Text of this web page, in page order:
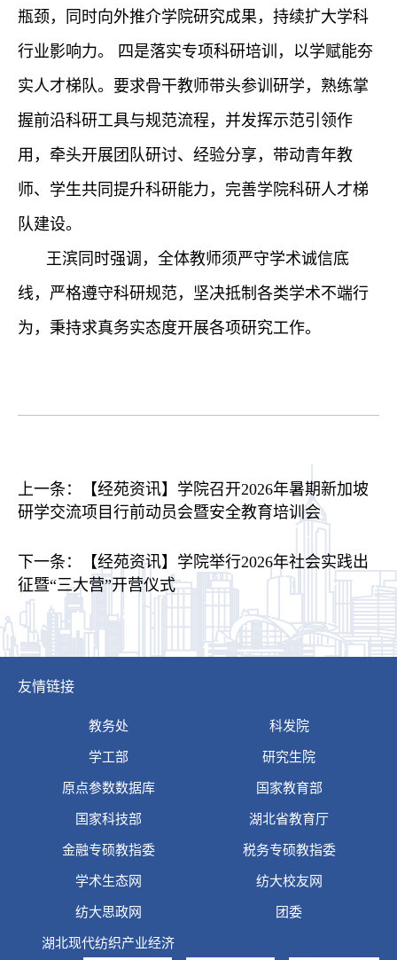
瓶颈，同时向外推介学院研究成果，持续扩大学科
行业影响力。 四是落实专项科研培训，以学赋能夯
实人才梯队。要求骨干教师带头参训研学，熟练掌
握前沿科研工具与规范流程，并发挥示范引领作
用，牵头开展团队研讨、经验分享，带动青年教
师、学生共同提升科研能力，完善学院科研人才梯
队建设。
王滨 同时强调，全体教师须严守学术诚信底
线，严格遵守科研规范，坚决抵制各类学术不端行
为，秉持求真务实态度开展各项研究工作。
上一条：
【经苑资讯】学院召开2026年暑期新加坡
研学交流项目行前动员会暨安全教育培训会
下一条：
【经苑资讯】学院举行2026年社会实践出
征暨“三大营”开营仪式
友情链接
教务处 科发院
学工部 研究生院
原点参数数据库 国家教育部
国家科技部 湖北省教育厅
金融专硕教指委 税务专硕教指委
学术生态网 纺大校友网
纺大思政网 团委
湖北现代纺织产业经济